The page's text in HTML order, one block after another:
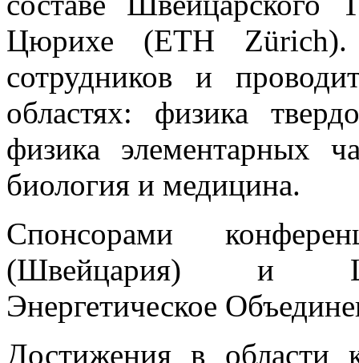
Цюрихе (ETH
сотрудников и
областях: физика
физика элементарных
биология и медицина.
Спонсорами
(Швейцария) и
Энергетическое
Достижения в области